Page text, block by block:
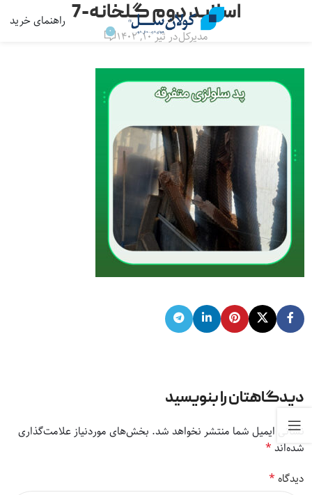
راهنمای خرید اسلاید دوم گلخانه-7
مدیرکلدر تیر ۱۰, ۱۴۰۲ 0
دیدگاهتان را بنویسید
نشانی ایمیل شما منتشر نخواهد شد. بخش‌های موردنیاز علامت‌گذاری
شده‌اند*
دیدگاه*